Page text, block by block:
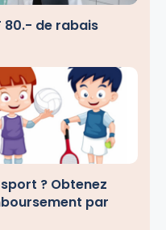
80.- de rabais
? Obtenez
par